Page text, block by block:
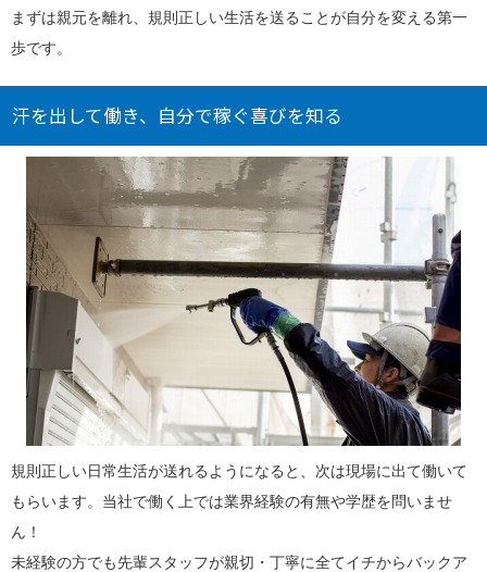
まずは親元を離れ、規則正しい生活を送ることが自分を変える第一
歩です。
汗を出して働き、自分で稼ぐ喜びを知る
規則正しい日常生活が送れるようになると、次は現場に出て働いて
もらいます。当社で働く上では業界経験の有無や学歴を問いませ
ん！
未経験の方でも先輩スタッフが親切・丁寧に全てイチからバックア